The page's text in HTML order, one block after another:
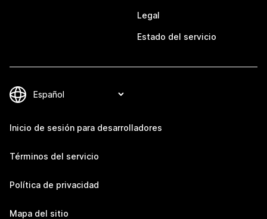
Legal
Estado del servicio
Inicio de sesión para desarrolladores
Términos del servicio
Política de privacidad
Mapa del sitio